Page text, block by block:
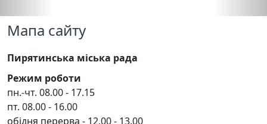
Мапа сайту
Пирятинська міська рада
Режим роботи
пн.-чт. 08.00 - 17.15
пт. 08.00 - 16.00
обідня перерва - 12.00 - 13.00